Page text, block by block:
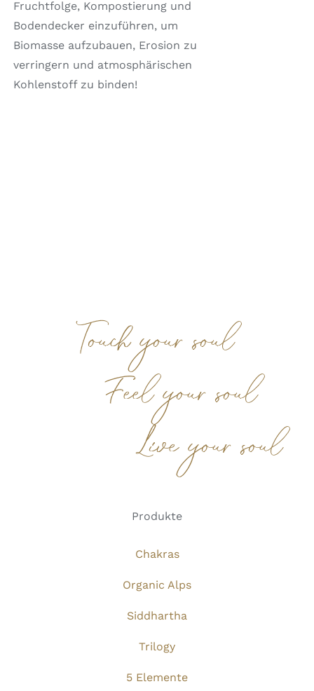
Fruchtfolge, Kompostierung und
Bodendecker einzuführen, um
Biomasse aufzubauen, Erosion zu
verringern und atmosphärischen
Kohlenstoff zu binden!
Touch your soul
Feel your soul
Live your soul
Produkte
Chakras
Organic Alps
Siddhartha
Trilogy
5 Elemente